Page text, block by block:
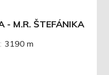
- M.R. ŠTEFÁNIKA
: 3190 m